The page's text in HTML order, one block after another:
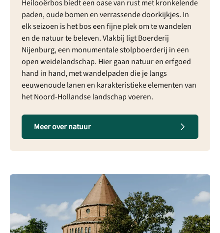
Heilooërbos biedt een oase van rust met kronkelende
paden, oude bomen en verrassende doorkijkjes. In
elk seizoen is het bos een fijne plek om te wandelen
en de natuur te beleven. Vlakbij ligt Boerderij
Nijenburg, een monumentale stolpboerderij in een
open weidelandschap. Hier gaan natuur en erfgoed
hand in hand, met wandelpaden die je langs
eeuwenoude lanen en karakteristieke elementen van
het Noord-Hollandse landschap voeren.
Meer over natuur